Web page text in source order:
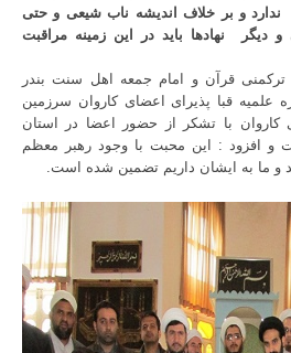
ندارد و بر خلاف اندیشه ناب شیعی و حتی
و دیگر
نهادها باید در این زمینه مراقبت
ترکمنی قرآن و امام جمعه اهل سنت بندر
علمیه قبا پذیرای اعضای کاروان سرزمین
کاروان با تشکر از حضور اعضا در استان
افزود : این محبت با وجود رهبر معظم
و ما به ایشان داریم تضمین شده است.